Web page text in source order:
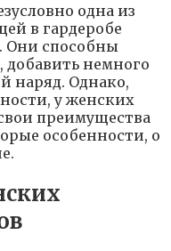
одна из
в гардеробе
способны
добавить немного
наряд. Однако,
у женских
преимущества
особенности, о